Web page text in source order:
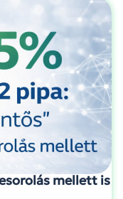
mellett is